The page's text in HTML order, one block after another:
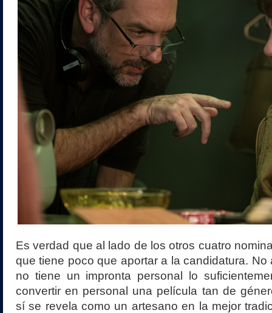
Es verdad que al lado de los otros cuatro
que tiene poco que aportar a la candidatura. No
no tiene un impronta personal lo
convertir en personal una película tan de
sí se revela como un artesano en la mejor